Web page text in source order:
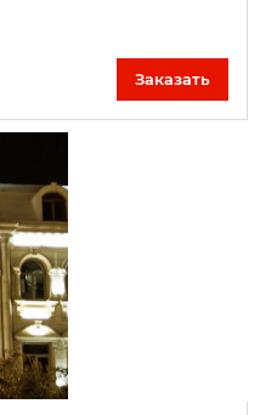
Заказать